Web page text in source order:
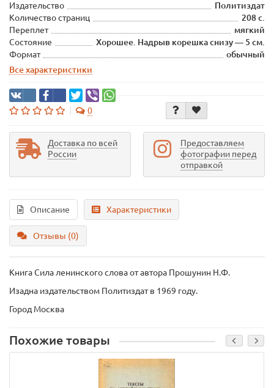
Издательство
Политиздат
Количество страниц
208 с.
Переплет
мягкий
Состояние
Хорошее. Надрыв корешка снизу — 5 см.
Формат
обычный
Все характеристики
0
Доставка по всей
России
Предоставляем
фотографии перед
отправкой
Описание Характеристики
Отзывы (0)
Книга Сила ленинского словаот автора Прошунин Н.Ф.
Изадна издательством Политиздат в 1969 году.
Город Москва
Похожие товары